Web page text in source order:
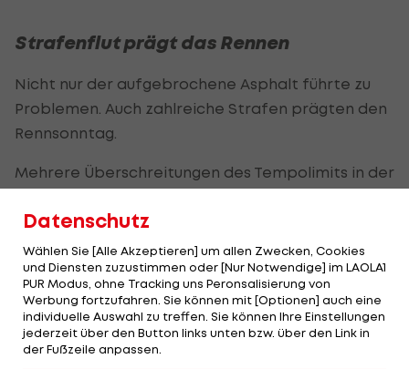
Strafenflut prägt das Rennen
Nicht nur der aufgebrochene Asphalt führte zu
Problemen. Auch zahlreiche Strafen prägten den
Rennsonntag.
Mehrere Überschreitungen des Tempolimits in der
lag bei einer etwas veränderten Boxenstraße.
Offenbar brummte die FIA fälschlicherweise nach
Software-Problemen den Piloten eine Strafe auf.
Zumeist traten nämlich minimale
Überschreitungen von 0,1 km/h (60,1 anstatt 60)
auf.
Datenschutz
Wählen Sie [Alle Akzeptieren] um allen Zwecken, Cookies
und Diensten zuzustimmen oder [Nur Notwendige] im LAOLA1
PUR Modus, ohne Tracking uns Peronsalisierung von
Werbung fortzufahren. Sie können mit [Optionen] auch eine
individuelle Auswahl zu treffen. Sie können Ihre Einstellungen
jederzeit über den Button links unten bzw. über den Link in
der Fußzeile anpassen.